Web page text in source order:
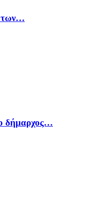
των…
δήμαρχος…